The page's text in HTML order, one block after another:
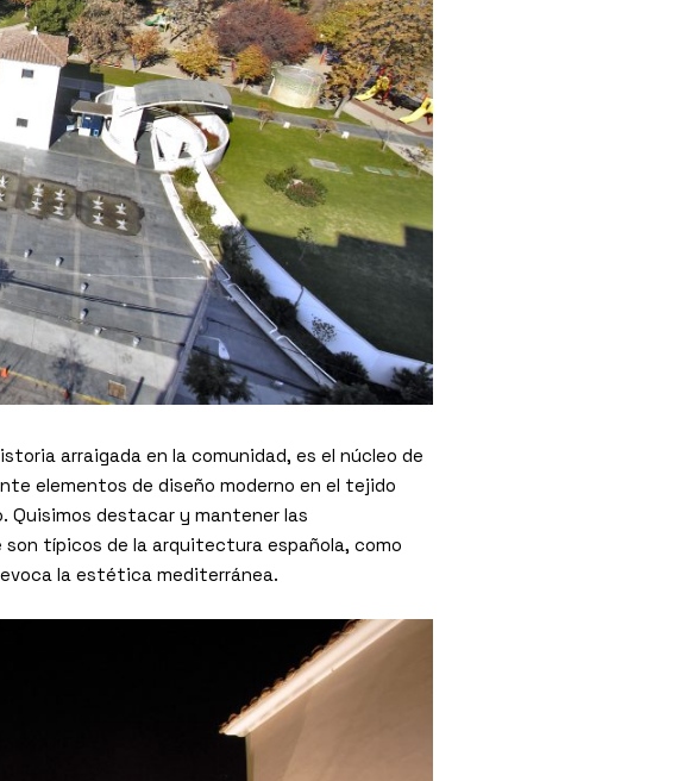
arraigada en la comunidad, es el núcleo de
elementos de diseño moderno en el tejido
destacar y mantener las
típicos de la arquitectura española, como
la estética mediterránea.